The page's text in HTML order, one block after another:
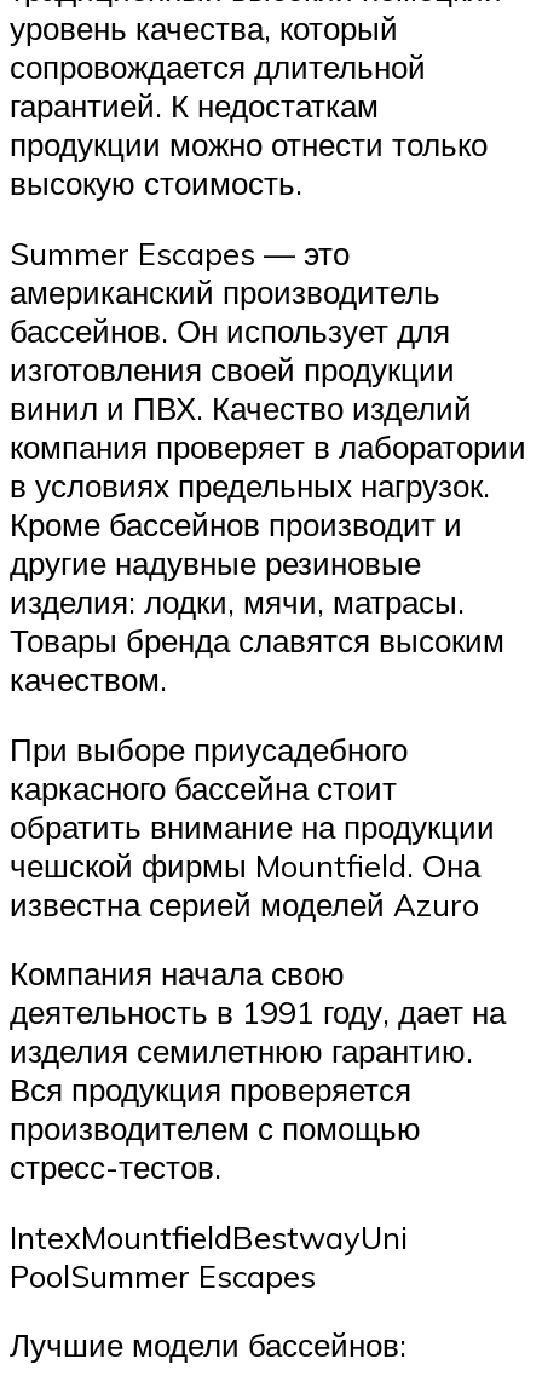
уровень качества, который
сопровождается длительной
гарантией. К недостаткам
продукции можно отнести только
высокую стоимость.
Summer Escapes — это
американский производитель
бассейнов. Он использует для
изготовления своей продукции
винил и ПВХ. Качество изделий
компания проверяет в лаборатории
в условиях предельных нагрузок.
Кроме бассейнов производит и
другие надувные резиновые
изделия: лодки, мячи, матрасы.
Товары бренда славятся высоким
качеством.
При выборе приусадебного
каркасного бассейна стоит
обратить внимание на продукции
чешской фирмы Mountfield. Она
известна серией моделей Azuro
Компания начала свою
деятельность в 1991 году, дает на
изделия семилетнюю гарантию.
Вся продукция проверяется
производителем с помощью
стресс-тестов.
IntexMountfieldBestwayUni
PoolSummer Escapes
Лучшие модели бассейнов: